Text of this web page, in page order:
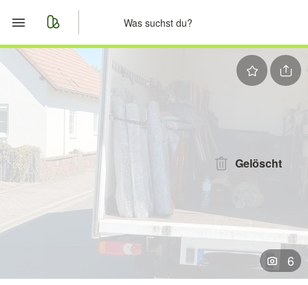
Merkliste
Nachrichten
Anzeige aufgeben
Gelöscht
6